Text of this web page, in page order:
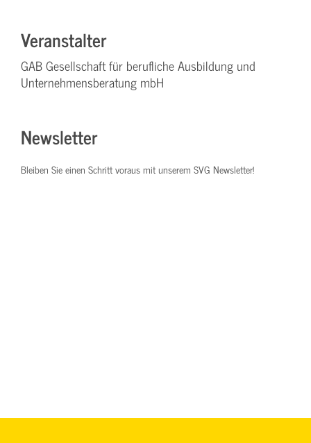
Veranstalter
GAB Gesellschaft für berufliche Ausbildung und
Unternehmensberatung mbH
Newsletter
Bleiben Sie einen Schritt voraus mit unserem SVG Newsletter!